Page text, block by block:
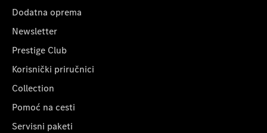
Dodatna oprema
Newsletter
Prestige Club
Korisnički priručnici
Collection
Pomoć na cesti
Servisni paketi